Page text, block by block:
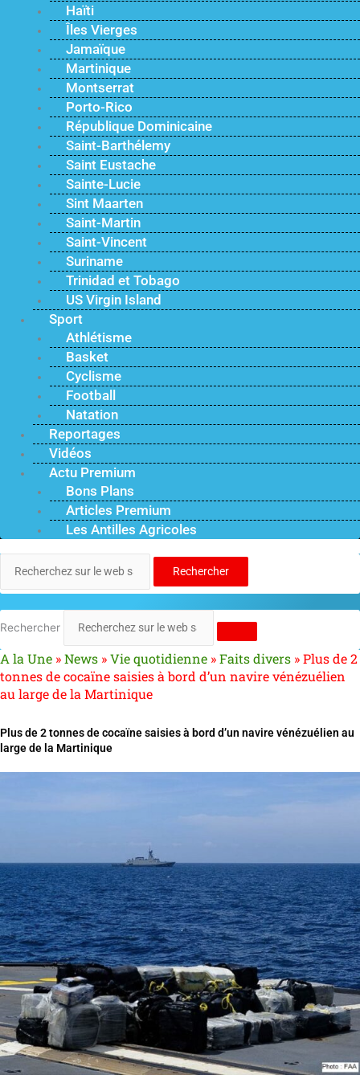
Haïti
Îles Vierges
Jamaïque
Martinique
Montserrat
Porto-Rico
République Dominicaine
Saint-Barthélemy
Saint Eustache
Sainte-Lucie
Sint Maarten
Saint-Martin
Saint-Vincent
Suriname
Trinidad et Tobago
US Virgin Island
Sport
Athlétisme
Basket
Cyclisme
Football
Natation
Reportages
Vidéos
Actu Premium
Bons Plans
Articles Premium
Les Antilles Agricoles
Rechercher
Rechercher
A la Une »News »Vie quotidienne »Faits divers »Plus de 2
tonnes de cocaïne saisies à bord d’un navire vénézuélien
au large de la Martinique
Plus de 2 tonnes de cocaïne saisies à bord d’un navire vénézuélien au
large de la Martinique